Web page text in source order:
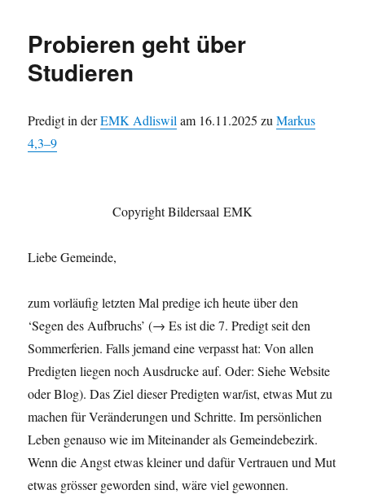
zum
wendet
Probieren geht über
Studieren
Predigt in derEMK Adliswilam 16.11.2025 zuMarkus
4,3–9
Copy­right Bilder­saal EMK
Liebe Gemeinde,
zum vor­läu­fig let­zten Mal predi­ge ich heute über den
‘Segen des Auf­bruchs’ (→ Es ist die 7. Predigt seit den
Som­mer­fe­rien. Falls jemand eine ver­passt hat: Von allen
Predigten liegen noch Aus­drucke auf. Oder: Siehe Web­site
oder Blog). Das Ziel dieser Predigten war/ist, etwas Mut zu
machen für Verän­derun­gen und Schritte. Im per­sön­lichen
Leben genau­so wie im Miteinan­der als Gemein­de­bezirk.
Wenn die Angst etwas klein­er und dafür Ver­trauen und Mut
etwas gröss­er gewor­den sind, wäre viel gewon­nen.